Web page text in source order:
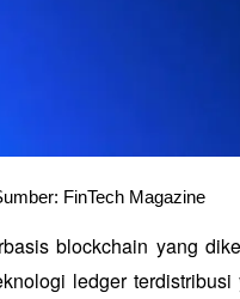
FinTech Magazine
blockchain yang
ledger